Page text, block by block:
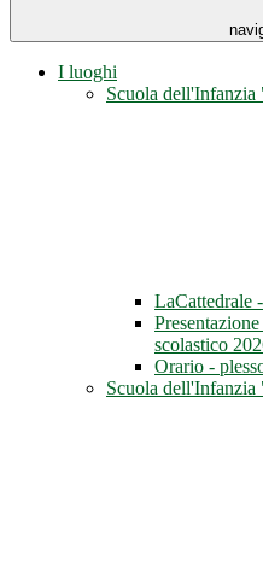
I luoghi
Scuola
LaCattedrale
scolastico
Orario -
Scuola